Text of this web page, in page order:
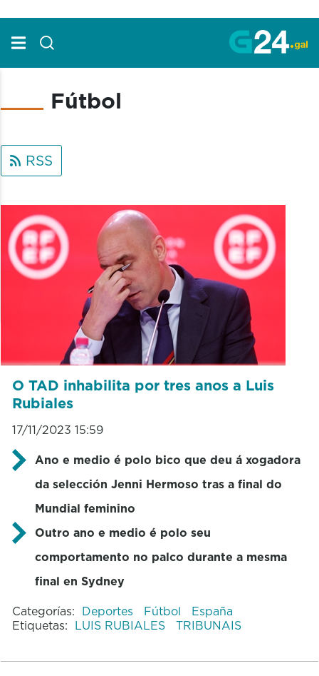
Fútbol
RSS
O TAD inhabilita por tres anos a Luis
Rubiales
17/11/2023 15:59
Ano e medio é polo bico que deu á xogadora
da selección Jenni Hermoso tras a final do
Mundial feminino
Outro ano e medio é polo seu
comportamento no palco durante a mesma
final en Sydney
Categorías: Deportes Fútbol
España
Etiquetas: LUIS RUBIALES TRIBUNAIS